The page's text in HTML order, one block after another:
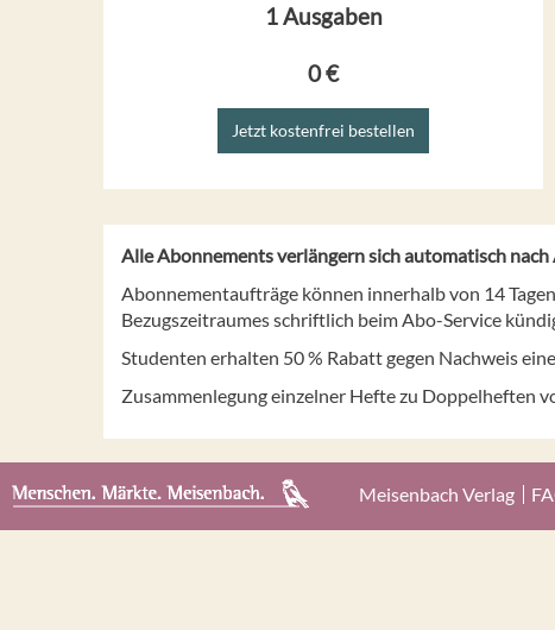
1 Ausgaben
0 €
Jetzt kostenfrei bestellen
Alle Abonnements verlängern sich automatisch
Abonnementaufträge können innerhalb von 14
Bezugszeitraumes schriftlich beim Abo-Service
Studenten erhalten 50 % Rabatt gegen Nachweis
Zusammenlegung einzelner Hefte zu Doppelheften
Meisenbach Verlag